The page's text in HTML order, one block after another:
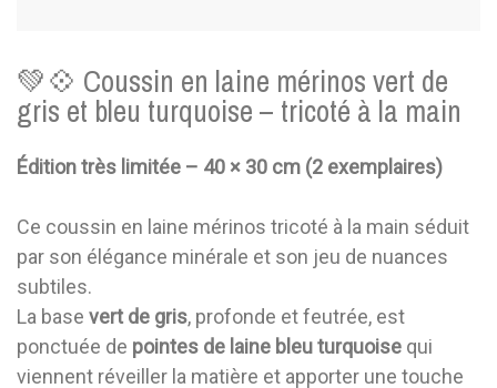
💚💠 Coussin en laine mérinos vert de
gris et bleu turquoise – tricoté à la main
Édition très limitée – 40 × 30 cm (2 exemplaires)
Ce coussin en laine mérinos tricoté à la main séduit
par son élégance minérale et son jeu de nuances
subtiles.
La base vert de gris, profonde et feutrée, est
ponctuée de pointes de laine bleu turquoise qui
viennent réveiller la matière et apporter une touche